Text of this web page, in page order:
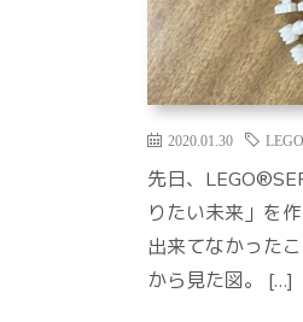
2020.01.30
先日、
りたい未来」を
出来てなかった
から見た図。 […]